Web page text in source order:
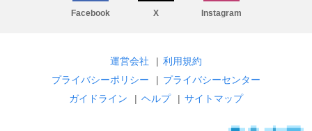
Facebook X Instagram
運営会社 | 利用規約
プライバシーポリシー
| プライバシーセンター
ガイドライン
| ヘルプ | サイトマップ